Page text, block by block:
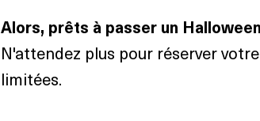
Alors, prêts à passer un
N'attendez plus pour réserver
limitées.